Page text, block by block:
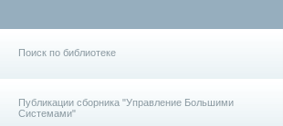
Поиск по библиотеке
Публикации сборника "Управление Большими
Системами"